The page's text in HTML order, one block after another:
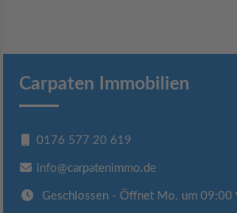
Carpaten Immobilien
0176 577 20 619
info@carpatenimmo.de
Geschlossen - Öffnet Mo. um 09:00